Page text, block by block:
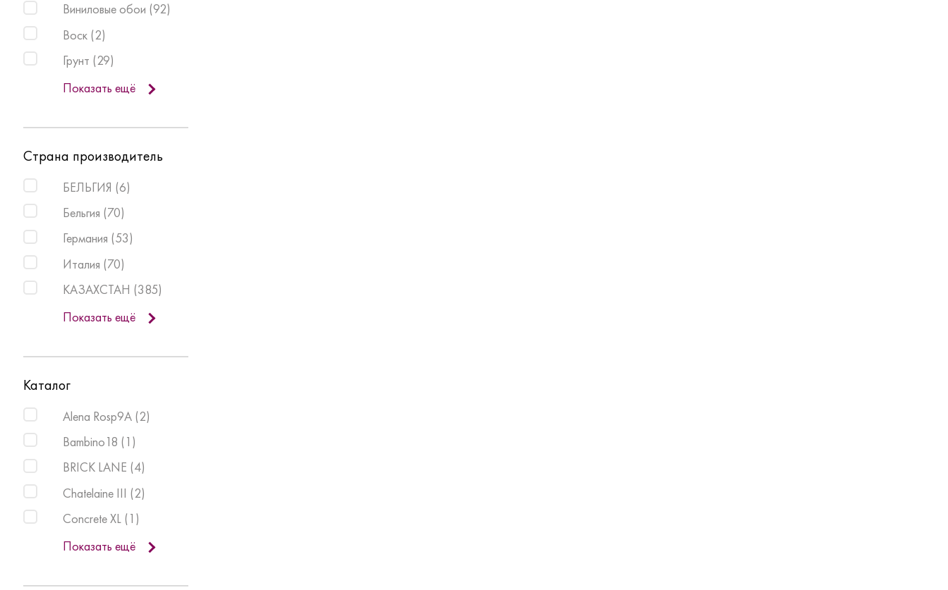
Виниловые обои (92)
Воск (2)
Грунт (29)
Показать ещё
Страна производитель
БЕЛЬГИЯ (6)
Бельгия (70)
Германия (53)
Италия (70)
КАЗАХСТАН (385)
Показать ещё
Каталог
Alena Rosp9A (2)
Bambino18 ( 1 )
BRICK LANE (4)
Chatelaine III (2)
Concrete XL ( 1 )
Показать ещё